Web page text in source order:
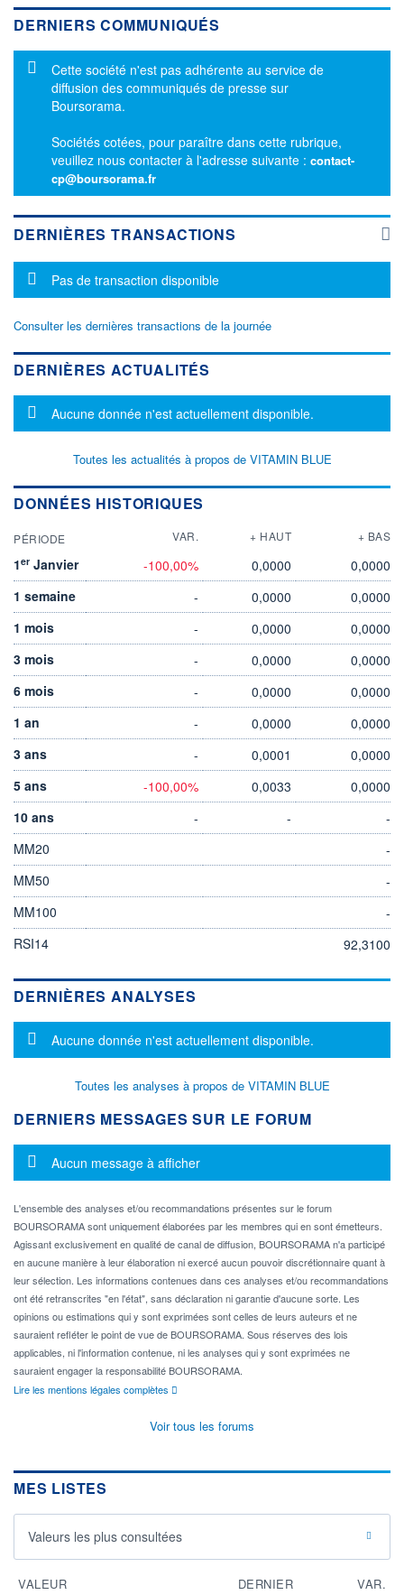
DERNIERS COMMUNIQUÉS
Message d'information
Cette société n'est pas adhérente au service de
diffusion des communiqués de presse sur
Boursorama.
Sociétés cotées, pour paraître dans cette rubrique,
veuillez nous contacter à l'adresse suivante : contact-
cp@boursorama.fr
DERNIÈRES TRANSACTIONS
Message d'information
Pas de transaction disponible
Consulter les dernières transactions de la journée
DERNIÈRES ACTUALITÉS
Message d'information
Aucune donnée n'est actuellement disponible.
Toutes les actualités à propos de VITAMIN BLUE
DONNÉES HISTORIQUES
PÉRIODE VAR. + HAUT + BAS
1er Janvier -100,00% 0,0000
0,0000
1 semaine
- 0,0000
0,0000
1 mois
- 0,0000
0,0000
3 mois
- 0,0000
0,0000
6 mois
- 0,0000
0,0000
1 an
- 0,0000
0,0000
3 ans
- 0,0001
0,0000
5 ans
-100,00% 0,0033
0,0000
10 ans
- -
-
MM20
-
MM50
-
MM100
-
RSI14
92,3100
DERNIÈRES ANALYSES
Message d'information
Aucune donnée n'est actuellement disponible.
Toutes les analyses à propos de VITAMIN BLUE
DERNIERS MESSAGES SUR LE FORUM
Message d'information
Aucun message à afficher
L'ensemble des analyses et/ou recommandations présentes sur le forum
BOURSORAMA sont uniquement élaborées par les membres qui en sont émetteurs.
Agissant exclusivement en qualité de canal de diffusion, BOURSORAMA n'a participé
en aucune manière à leur élaboration ni exercé aucun pouvoir discrétionnaire quant à
leur sélection. Les informations contenues dans ces analyses et/ou recommandations
ont été retranscrites "en l'état", sans déclaration ni garantie d'aucune sorte. Les
opinions ou estimations qui y sont exprimées sont celles de leurs auteurs et ne
sauraient refléter le point de vue de BOURSORAMA. Sous réserves des lois
applicables, ni l'information contenue, ni les analyses qui y sont exprimées ne
sauraient engager la responsabilité BOURSORAMA.
Lire les mentions légales complètes
Voir tous les forums
MES LISTES
Valeurs les plus consultées
VALEUR DERNIER VAR.